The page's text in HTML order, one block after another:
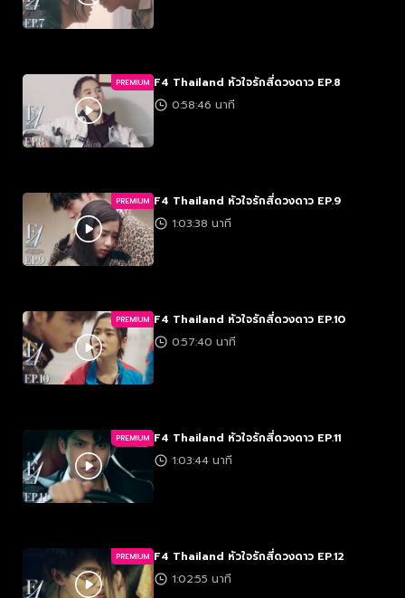
PREMIUM F4 Thailand หัวใจรักสี่ดวงดาว EP.8
0:58:46 นาที
PREMIUM F4 Thailand หัวใจรักสี่ดวงดาว EP.9
1:03:38 นาที
PREMIUM F4 Thailand หัวใจรักสี่ดวงดาว EP.10
0:57:40 นาที
PREMIUM F4 Thailand หัวใจรักสี่ดวงดาว EP.11
1:03:44 นาที
PREMIUM F4 Thailand หัวใจรักสี่ดวงดาว EP.12
1:02:55 นาที